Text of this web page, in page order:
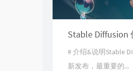
Stable Diffusion
# 介绍&说明Stable
新发布，最重要的...